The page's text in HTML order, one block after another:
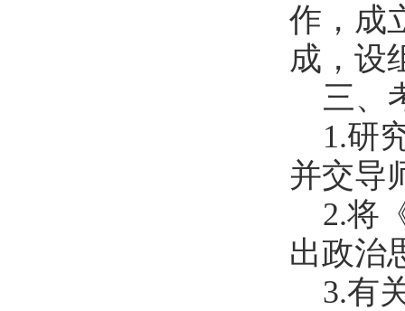
作，成
成，设
三、
1.研
并交导
2.将
出政治
3.有